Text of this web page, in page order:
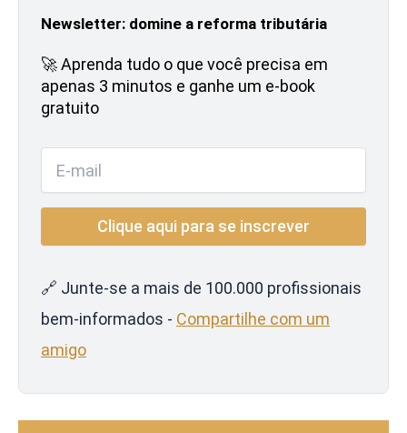
Newsletter: domine a reforma tributária
🚀 Aprenda tudo o que você precisa em
apenas 3 minutos e ganhe um e-book
gratuito
🔗 Junte-se a mais de 100.000 profissionais
bem-informados - Compartilhe com um
amigo